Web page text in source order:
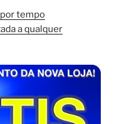
tempo
a qualquer